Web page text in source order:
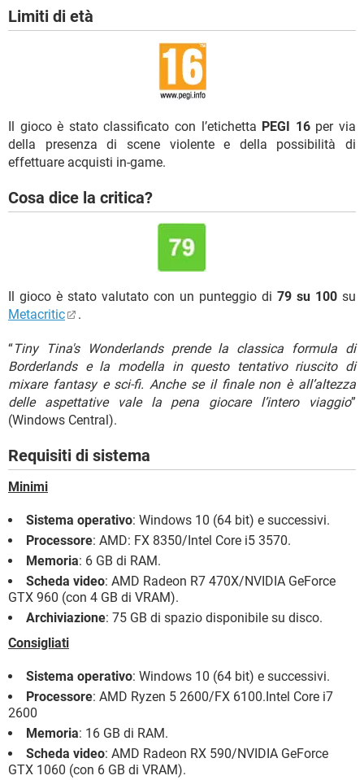
Limiti di età
Il gioco è stato classificato con l’etichetta PEGI 16per via
della presenza di scene violente e della possibilità di
effettuare acquisti in-game.
Cosa dice la critica?
Il gioco è stato valutato con un punteggio di 79 su 100 su
Metacritic
.
“Tiny Tina's Wonderlands prende la classica formula di
Borderlands e la modella in questo tentativo riuscito di
mixare fantasy e sci-fi. Anche se il finale non è all’altezza
delle aspettative vale la pena giocare l’intero viaggio”
(Windows Central).
Requisiti di sistema
Minimi
Sistema operativo: Windows 10 (64 bit) e successivi.
Processore: AMD: FX 8350/Intel Core i5 3570.
Memoria: 6 GB di RAM.
Scheda video: AMD Radeon R7 470X/NVIDIA GeForce
GTX 960 (con 4 GB di VRAM).
Archiviazione: 75 GB di spazio disponibile su disco.
Consigliati
Sistema operativo: Windows 10 (64 bit) e successivi.
Processore: AMD Ryzen 5 2600/FX 6100.Intel Core i7
2600
Memoria: 16 GB di RAM.
Scheda video: AMD Radeon RX 590/NVIDIA GeForce
GTX 1060 (con 6 GB di VRAM).